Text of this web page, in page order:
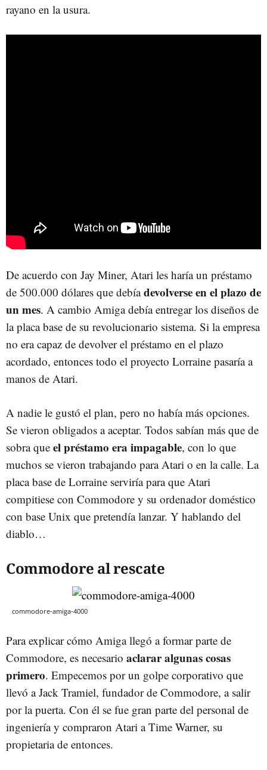
rayano en la usura.
De acuerdo con Jay Miner, Atari les haría un préstamo
de 500.000 dólares que debíadevolverse en el plazo de
un mes. A cambio Amiga debía entregar los diseños de
la placa base de su revolucionario sistema. Si la empresa
no era capaz de devolver el préstamo en el plazo
acordado, entonces todo el proyecto Lorraine pasaría a
manos de Atari.
A nadie le gustó el plan, pero no había más opciones.
Se vieron obligados a aceptar. Todos sabían más que de
sobra que el préstamo era impagable, con lo que
muchos se vieron trabajando para Atari o en la calle. La
placa base de Lorraine serviría para que Atari
compitiese con Commodore y su ordenador doméstico
con base Unix que pretendía lanzar. Y hablando del
diablo…
Commodore al rescate
commodore-amiga-4000
Para explicar cómo Amiga llegó a formar parte de
Commodore, es necesario aclarar algunas cosas
primero. Empecemos por un golpe corporativo que
llevó a Jack Tramiel, fundador de Commodore, a salir
por la puerta. Con él se fue gran parte del personal de
ingeniería y compraron Atari a Time Warner, su
propietaria de entonces.